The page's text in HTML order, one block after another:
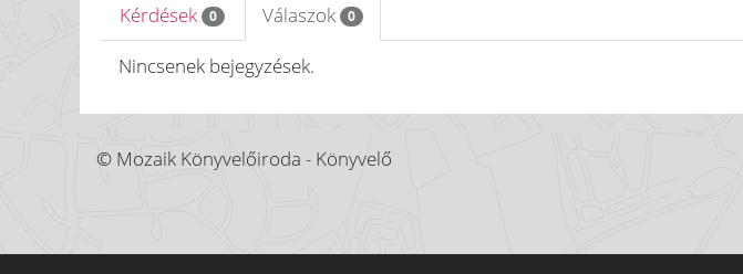
Kérdések 0 Válaszok 0
Nincsenek bejegyzések.
© Mozaik Könyvelőiroda - Könyvelő